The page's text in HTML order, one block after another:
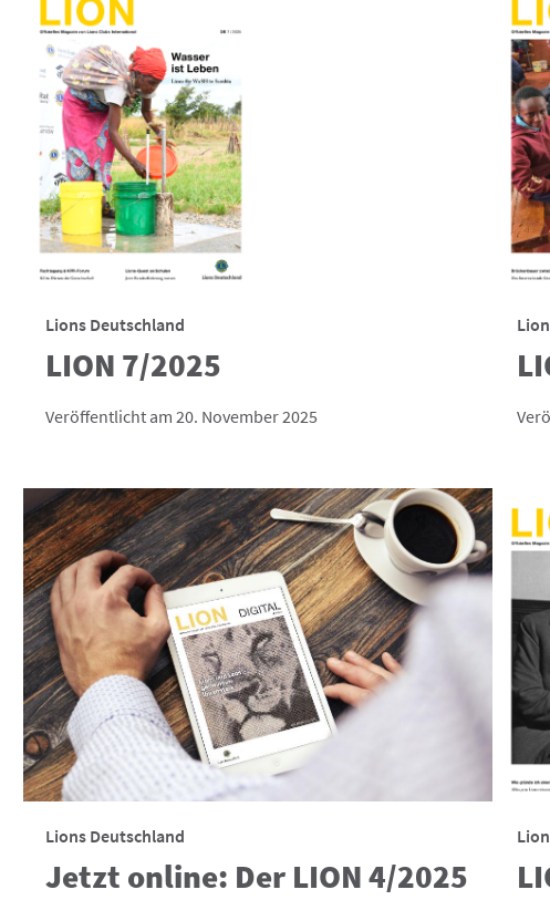
Lions Deutschland
LION 7/2025
Veröffentlicht am 20. November 2025
Lions Deutschland
Jetzt online: Der LION 4/2025